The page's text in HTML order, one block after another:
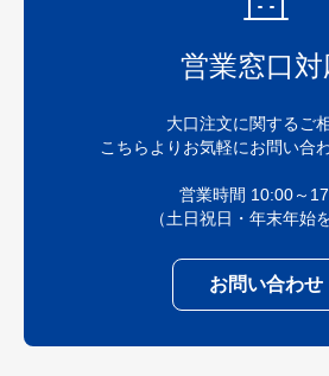
営業窓口対
大口注文に関するご
こちらよりお気軽にお問い合
営業時間 10:00～
（土日祝日・年末年始
お問い合わせ